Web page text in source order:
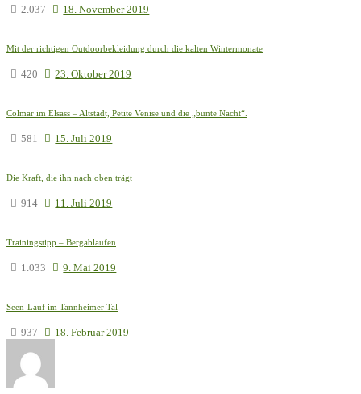
2.037 18. November 2019
Mit der richtigen Outdoorbekleidung durch die kalten Wintermonate
420 23. Oktober 2019
Colmar im Elsass – Altstadt, Petite Venise und die „bunte Nacht“.
581 15. Juli 2019
Die Kraft, die ihn nach oben trägt
914 11. Juli 2019
Trainingstipp – Bergablaufen
1.033 9. Mai 2019
Seen-Lauf im Tannheimer Tal
937 18. Februar 2019